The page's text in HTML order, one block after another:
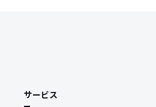
サービス